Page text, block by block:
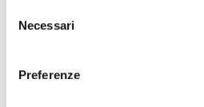
modificare o revocare il proprio
momento dalla Dichiarazione
delNecessari
Preferenze
32,00 €